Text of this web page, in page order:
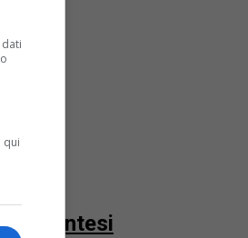
qui